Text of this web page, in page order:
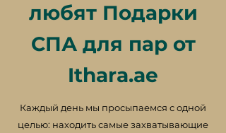
любят Подарки
СПА для пар от
Ithara.ae
Каждый день мы просыпаемся с одной
целью: находить самые захватывающие